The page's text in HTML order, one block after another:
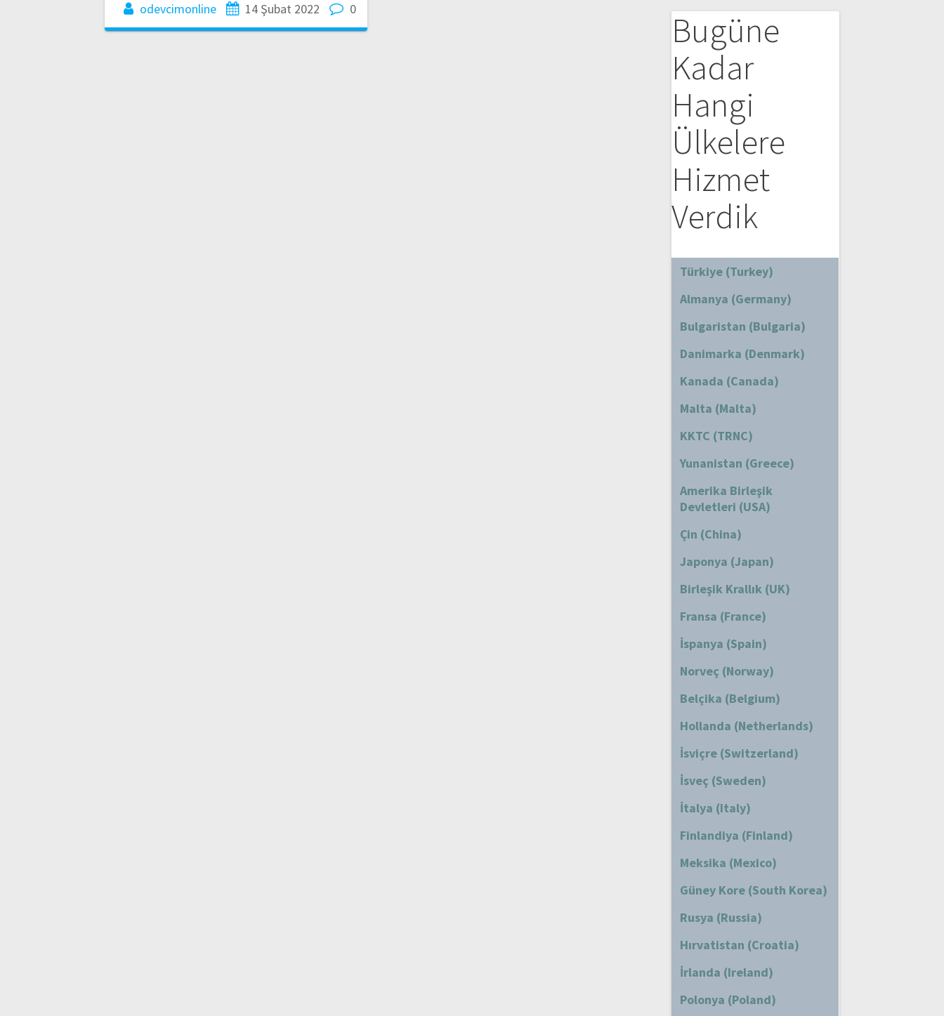
odevcimonline 14 Şubat 2022 0
Bugüne
Kadar
Hangi
Ülkelere
Hizmet
Verdik
Türkiye (Turkey)
Almanya (Germany)
Bulgaristan (Bulgaria)
Danimarka (Denmark)
Kanada (Canada)
Malta (Malta)
KKTC (TRNC)
Yunanistan (Greece)
Amerika Birleşik
Devletleri (USA)
Çin (China)
Japonya (Japan)
Birleşik Krallık (UK)
Fransa (France)
İspanya (Spain)
Norveç (Norway)
Belçika (Belgium)
Hollanda (Netherlands)
İsviçre (Switzerland)
İsveç (Sweden)
İtalya (Italy)
Finlandiya (Finland)
Meksika (Mexico)
Güney Kore (South Korea)
Rusya (Russia)
Hırvatistan (Croatia)
İrlanda (Ireland)
Polonya (Poland)